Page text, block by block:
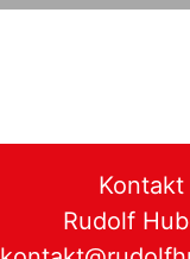
Kontakt
Rudolf